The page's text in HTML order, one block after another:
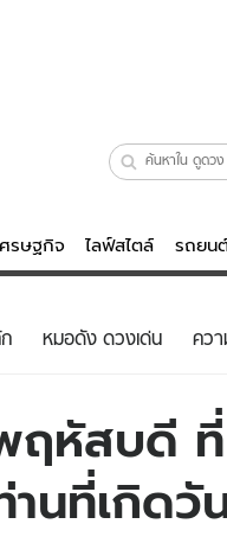
ศรษฐกิจ ไลฟ์สไตล์ รถยน
ย ไลฟ์สไตล์
วัยรุ่น
ไอที
รถยนต์
หมอดัง ดวงเด่น ควา
ฤหัสบดี
นที่เกิดวั